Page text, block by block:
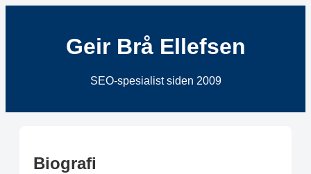
Geir Brå Ellefsen
SEO-spesialist siden 2009
Biografi